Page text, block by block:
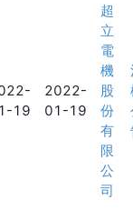
19
2022-
01-19
超
立
電
機
股
份
有
限
公
司